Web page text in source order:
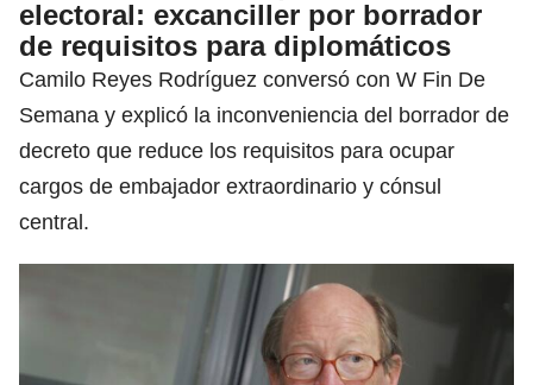
electoral: excanciller por borrador
de requisitos para diplomáticos
Camilo Reyes Rodríguez conversó con W Fin De
Semana y explicó la inconveniencia del borrador de
decreto que reduce los requisitos para ocupar
cargos de embajador extraordinario y cónsul
central.